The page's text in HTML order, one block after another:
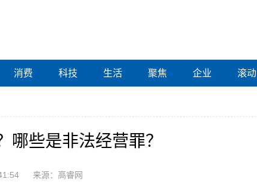
消费 科技 生活 聚焦 企业 滚动
哪些是非法经营罪？
来源：高睿网